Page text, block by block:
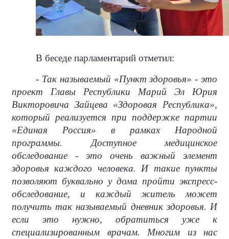
В беседе парламентарий отметил:
- Так называемый «Пункт здоровья» - это
проект Главы Республики Марий Эл Юрия
Викторовича Зайцева «Здоровая Республика»,
который реализуется при поддержке партии
«Единая Россия» в рамках Народной
программы. Доступное медицинское
обследование - это очень важный элемент
здоровья каждого человека. И такие пункты
позволяют буквально у дома пройти экспресс-
обследование, и каждый житель может
получить так называемый дневник здоровья. И
если это нужно, обратиться уже к
специализированным врачам. Многим из нас